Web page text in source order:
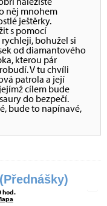
něj mnohem
ještěrky.
s pomocí
bohužel si
od diamantového
kterou pár
V tu chvíli
patrola a její
cílem bude
do bezpečí.
bude to napínavé,
hod.